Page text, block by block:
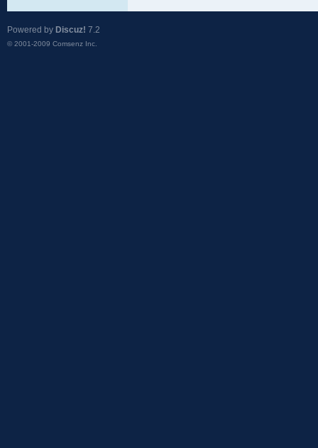
Powered by Discuz! 7.2
© 2001-2009 Comsenz Inc.